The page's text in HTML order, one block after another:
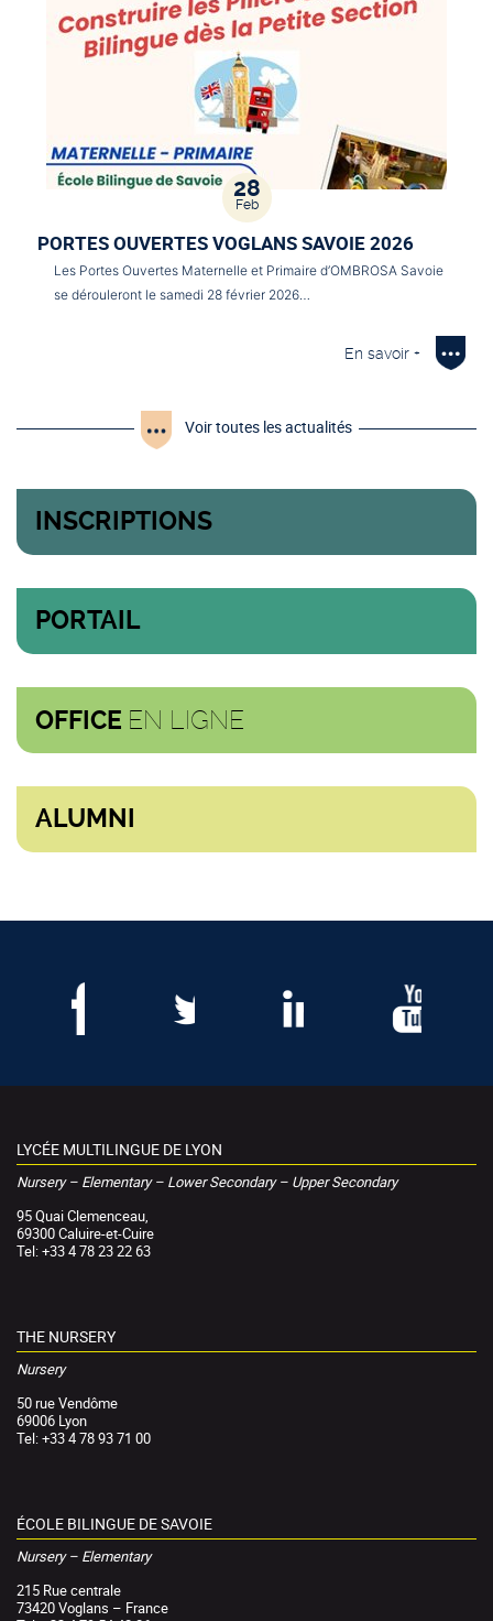
28
Feb
PORTES OUVERTES VOGLANS SAVOIE 2026
Les Portes Ouvertes Maternelle et Primaire d’OMBROSA Savoie
se dérouleront le samedi 28 février 2026…
En savoir +
Voir toutes les actualités
INSCRIPTIONS
PORTAIL
OFFICE EN LIGNE
ALUMNI
LYCÉE MULTILINGUE DE LYON
Nursery – Elementary – Lower Secondary – Upper Secondary
95 Quai Clemenceau,
69300 Caluire-et-Cuire
Tel: +33 4 78 23 22 63
THE NURSERY
Nursery
50 rue Vendôme
69006 Lyon
Tel: +33 4 78 93 71 00
ÉCOLE BILINGUE DE SAVOIE
Nursery – Elementary
215 Rue centrale
73420 Voglans – France